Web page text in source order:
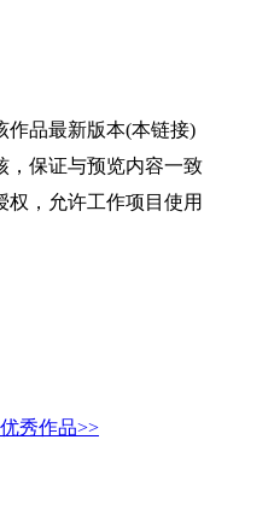
作品最新版本(本链接)
，保证与预览内容一致
权，允许工作项目使用
秀作品>>